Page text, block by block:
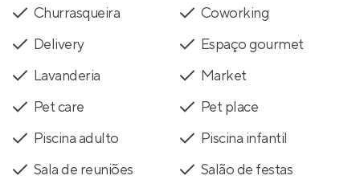
Churrasqueira
Coworking
Delivery
Espaço gourmet
Lavanderia
Market
Pet care
Pet place
Piscina adulto
Piscina infantil
Sala de reuniões
Salão de festas